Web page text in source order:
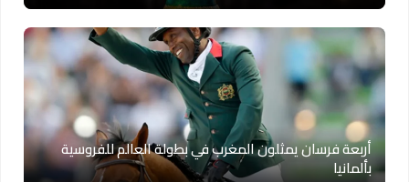
أربعة فرسان يمثلون المغرب في بطولة العالم للفروسية
بألمانيا